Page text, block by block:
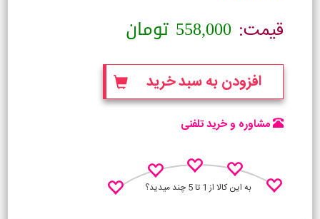
قیمت: 558,000 تومان
افزودن به سبد خرید
مشاوره و خرید تلفنی
به این کالا از 1 تا 5 چند میدید؟